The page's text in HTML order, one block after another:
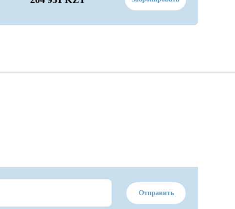
Отправить